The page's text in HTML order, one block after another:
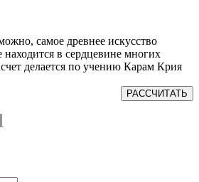
самое древнее искусство
находится в сердцевине многих
делается по учению Карам Крия
РАССЧИТАТЬ